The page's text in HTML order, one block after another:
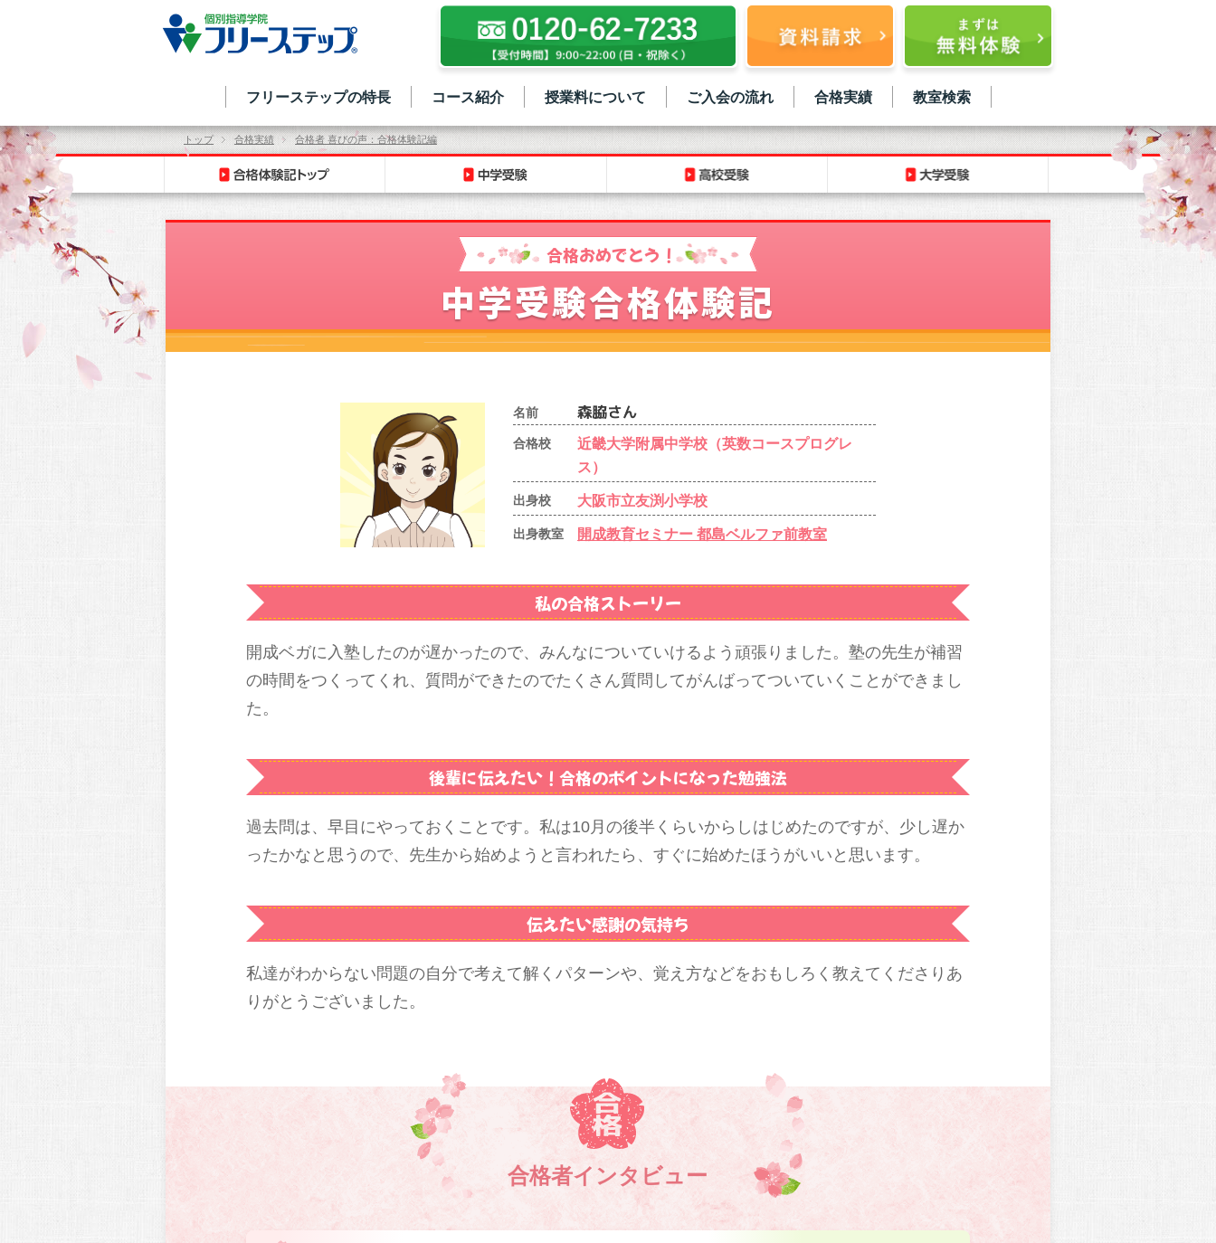
フリーステップの特長 コース紹介 授業料について ご入会の流れ 合格実績 教室検索
トップ 合格実績 合格者 喜びの声：合格体験記編
合格おめでとう！
中学受験合格体験記
名前
合格校
近畿大学附属中学校（英数コースプログレ
ス）
出身校 大阪市立友渕小学校
出身教室 開成教育セミナー 都島ベルファ前教室
私の合格ストーリー
開成ベガに入塾したのが遅かったので、みんなについていけるよう頑張りました。塾の先生が補習
の時間をつくってくれ、質問ができたのでたくさん質問してがんばってついていくことができまし
た。
後輩に伝えたい！ 合格のポイントになった勉強法
過去問は、早目にやっておくことです。私は10月の後半くらいからしはじめたのですが、少し遅か
ったかなと思うので、先生から始めようと言われたら、すぐに始めたほうがいいと思います。
伝えたい感謝の気持ち
私達がわからない問題の自分で考えて解くパターンや、覚え方などをおもしろく教えてくださりあ
りがとうございました。
合格者インタビュー